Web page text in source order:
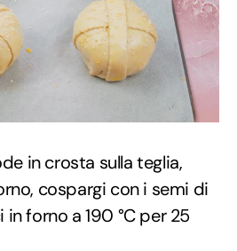
in crosta sulla teglia,
cospargi con i semi di
in forno a 190 °C per 25